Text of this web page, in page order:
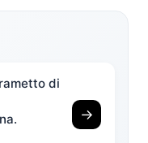
di
→